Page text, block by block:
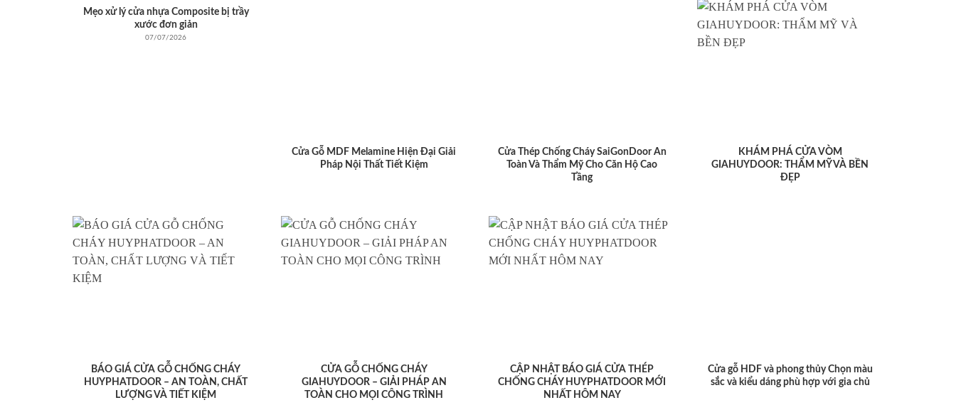
Mẹo xử lý cửa nhựa Composite bị trầy
xước đơn giản
07/07/2026
Cửa Gỗ MDF Melamine Hiện Đại Giải
Pháp Nội Thất Tiết Kiệm
Cửa Thép Chống Cháy SaiGonDoor An
Toàn Và Thẩm Mỹ Cho Căn Hộ Cao
Tầng
KHÁM PHÁ CỬA VÒM
GIAHUYDOOR: THẨM MỸ VÀ BỀN
ĐẸP
BÁO GIÁ CỬA GỖ CHỐNG CHÁY
HUYPHATDOOR – AN TOÀN, CHẤT
LƯỢNG VÀ TIẾT KIỆM
CỬA GỖ CHỐNG CHÁY
GIAHUYDOOR – GIẢI PHÁP AN
TOÀN CHO MỌI CÔNG TRÌNH
CẬP NHẬT BÁO GIÁ CỬA THÉP
CHỐNG CHÁY HUYPHATDOOR MỚI
NHẤT HÔM NAY
Cửa gỗ HDF và phong thủy Chọn màu
sắc và kiểu dáng phù hợp với gia chủ